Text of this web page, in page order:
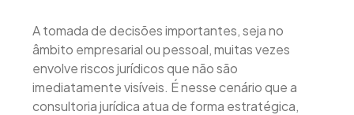
A tomada de decisões importantes, seja no
âmbito empresarial ou pessoal, muitas vezes
envolve riscos jurídicos que não são
imediatamente visíveis. É nesse cenário que a
consultoria jurídica atua de forma estratégica,